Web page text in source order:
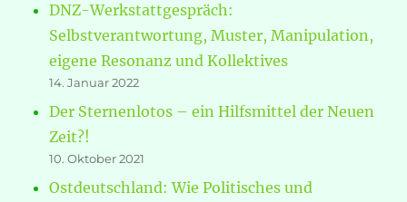
DNZ-Werkstattgespräch:
Selbstverantwortung, Muster, Manipulation,
eigene Resonanz und Kollektives
14. Januar 2022
Der Sternenlotos – ein Hilfsmittel der Neuen
Zeit?!
10. Oktober 2021
Ostdeutschland: Wie Politisches und